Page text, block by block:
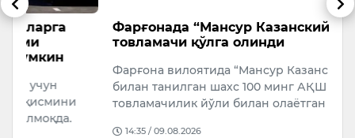
Фарғонада “Мансур Казанский” лақабли
товламачи қўлга олинди
Фарғона вилоятида “Мансур Казанский” лақаби
билан танилган шахс 100 минг АҚШ долларини
товламачилик йўли билан олаётган вақт…
14:35 / 09.08.2026